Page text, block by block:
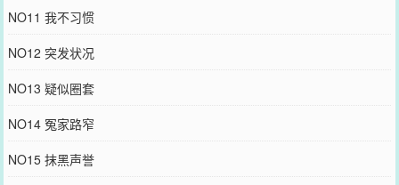
NO11 我不习惯
NO12 突发状况
NO13 疑似圈套
NO14 冤家路窄
NO15 抹黑声誉